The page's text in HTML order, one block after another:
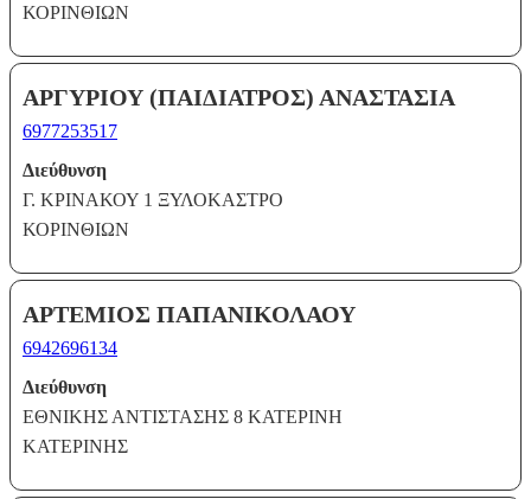
ΚΟΡΙΝΘΙΩΝ
ΑΡΓΥΡΙΟΥ (ΠΑΙΔΙΑΤΡΟΣ) ΑΝΑΣΤΑΣΙΑ
6977253517
Διεύθυνση
Γ. ΚΡΙΝΑΚΟΥ 1 ΞΥΛΟΚΑΣΤΡΟ
ΚΟΡΙΝΘΙΩΝ
ΑΡΤΕΜΙΟΣ ΠΑΠΑΝΙΚΟΛΑΟΥ
6942696134
Διεύθυνση
ΕΘΝΙΚΗΣ ΑΝΤΙΣΤΑΣΗΣ 8 ΚΑΤΕΡΙΝΗ
ΚΑΤΕΡΙΝΗΣ